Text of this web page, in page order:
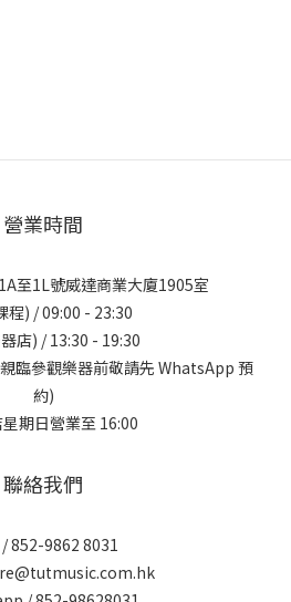
營業時間
至1L號威達商業大廈1905室
程) / 09:00 - 23:30
店) / 13:30 - 19:30
臨參觀樂器前敬請先 WhatsApp 預
約)
期日營業至 16:00
聯絡我們
/ 852-9862 8031